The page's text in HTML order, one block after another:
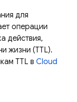
для
операции
действия,
жизни (TTL).
TTL в Cloud